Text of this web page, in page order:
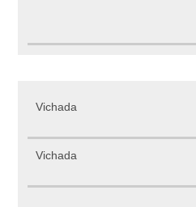
Vichada
Vichada